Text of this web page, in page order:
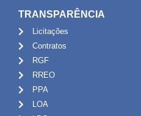
TRANSPARÊNCIA
Licitações
Contratos
RGF
RREO
PPA
LOA